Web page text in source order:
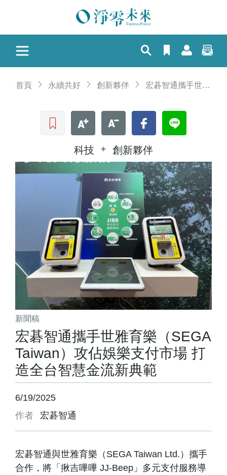
首頁 永續共好 創新夥伴 宏碁智通攜手世雅育樂（SEGA Taiwan）攻佔娛樂支付市場 打造全台智慧金流新典範
收藏文章 文字加大 文字縮小 Facebook
科技 創新夥伴
新聞稿
宏碁智通攜手世雅育樂（SEGA
Taiwan）攻佔娛樂支付市場 打
造全台智慧金流新典範
6/19/2025
作者
宏碁智通
宏碁智通與世雅育樂（SEGA Taiwan Ltd.）攜手
合作，將「揪吉嗶嗶 JJ-Beep」多元支付服務導